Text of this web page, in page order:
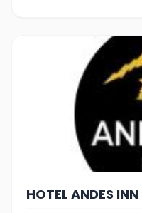
HOTEL ANDES INN